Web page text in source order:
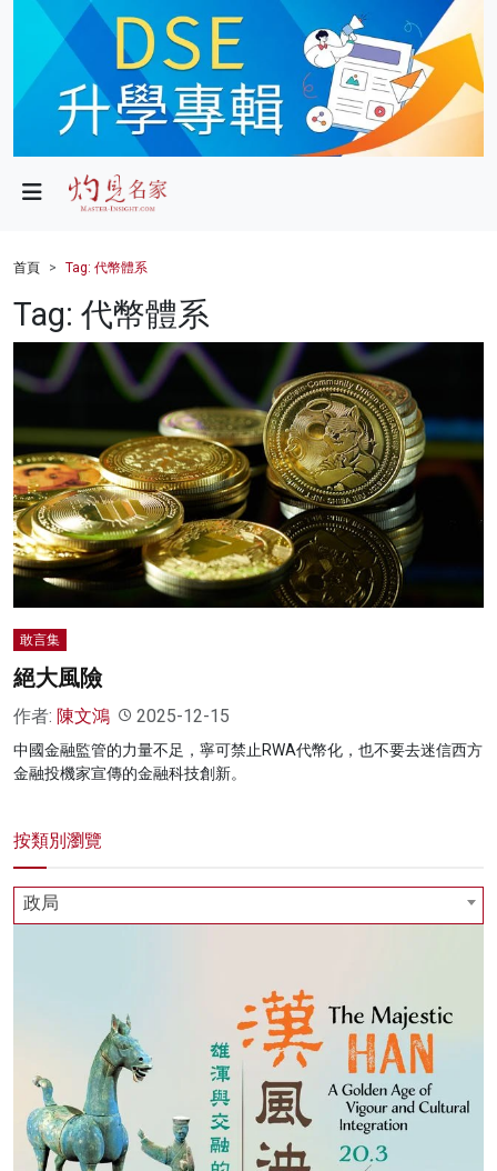
政局
財經
健康
商業
科技
影片
名家榜
灼見活動
首頁 Tag: 代幣體系
Tag: 代幣體系
敢言集
絕大風險
作者: 陳文鴻 2025-12-15
中國金融監管的力量不足，寧可禁止RWA代幣化，也不要去迷信西方
金融投機家宣傳的金融科技創新。
按類別瀏覽
政局